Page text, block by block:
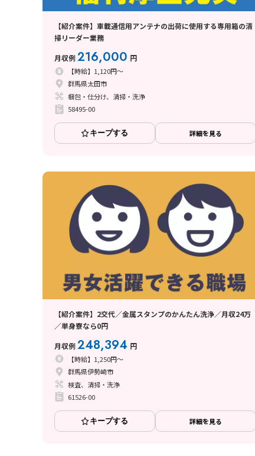
【紹介案件】車載通信用アンテナの出荷に使用する専用箱の清
掃リーダー業務
月収例216,000 円
【時給】1,120円～
群馬県太田市
梱包・仕分け、清掃・洗浄
58495-00
キープする 詳細を見る
【紹介案件】2交代／金属スタンプのかんたん洗浄／月収24万
／単身寮なら0円
月収例248,394 円
【時給】1,250円～
群馬県伊勢崎市
検査、清掃・洗浄
61526-00
キープする 詳細を見る